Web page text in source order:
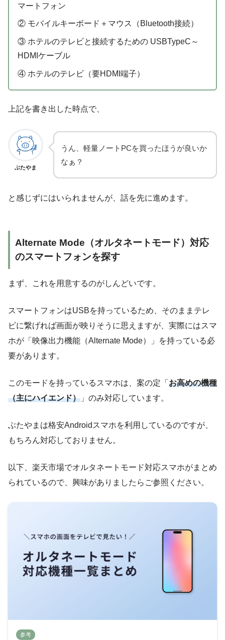
マートフォン
② モバイルキーボード＋マウス（Bluetooth接続）
③ ホテルのテレビと接続するための USBTypeC～
HDMIケーブル
④ ホテルのテレビ（要HDMI端子）
上記を書き出した時点で、
ぶたやま
うん、軽量ノートPCを買ったほうが良いか
なぁ？
と感じずにはいられませんが、話を先に進めます。
Alternate Mode（オルタネートモード）対応
のスマートフォンを探す
まず、これを用意するのがしんどいです。
スマートフォンはUSBを持っているため、そのままテレ
ビに繋げれば画面が映りそうに思えますが、実際にはスマ
ホが「映像出力機能（Alternate Mode）」を持っている必
要があります。
このモードを持っているスマホは、案の定「 お高めの機種
（主にハイエンド） 」のみ対応しています。
ぶたやまは格安Androidスマホを利用しているのですが、
もちろん対応しておりません。
以下、楽天市場でオルタネートモード対応スマホがまとめ
られているので、興味がありましたらご参照ください。
参考